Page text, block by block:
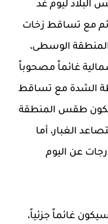
2023)، إن طقس البلاد ليوم غد
مع تساقط زخات
الوسطى،
غائماً مصحوباً
الشدة مع تساقط
طقس المنطقة
الغبار، أما
عن اليوم
غائماً جزئياً،